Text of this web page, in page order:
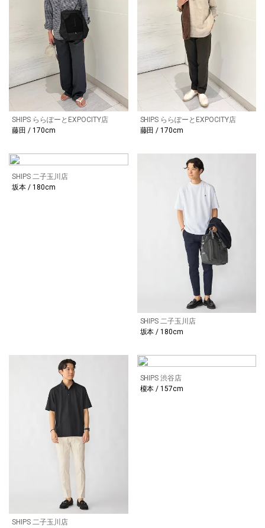
SHIPS ららぽーとEXPOCITY店
藤田 / 170cm
SHIPS ららぽーとEXPOCITY店
藤田 / 170cm
SHIPS 二子玉川店
坂本 / 180cm
SHIPS 二子玉川店
坂本 / 180cm
SHIPS 二子玉川店
SHIPS 渋谷店
榎本 / 157cm